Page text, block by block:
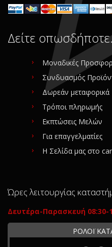
Δείτε
Μοναδικές
Συνδυασμός
Δωρεάν μεταφορικά
Τρόποι πληρωμής
Εκπτώσεις Μελών
Για επαγγελματίες
Η Σελίδα μας στο
Ώρες λειτουργίας
Δευτέρα-Παρασκευή 08:30-
ΡΟΛΟΪ